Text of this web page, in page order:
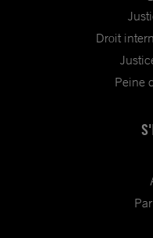
Droit
Peine